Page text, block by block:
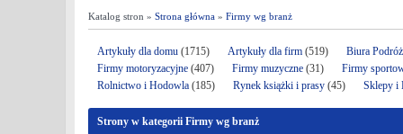
Katalog stron » Strona główna » Firmy wg branż
Artykuły dla domu (1715) Artykuły dla firm (519)
Biura
Firmy motoryzacyjne (407) Firmy muzyczne (31)
Firmy
Rolnictwo i Hodowla (185) Rynek książki i prasy (45) Sklepy i
Strony w kategorii Firmy wg branż